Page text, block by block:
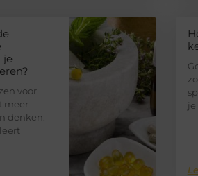
je
voor
meer
denken.
je